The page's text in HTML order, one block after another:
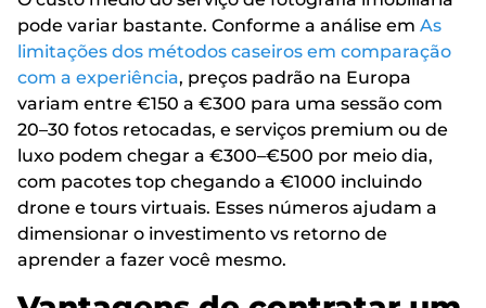
pode variar bastante. Conforme a análise em As
limitações dos métodos caseiros em comparação
com a experiência, preços padrão na Europa
variam entre €150 a €300 para uma sessão com
20–30 fotos retocadas, e serviços premium ou de
luxo podem chegar a €300–€500 por meio dia,
com pacotes top chegando a €1000 incluindo
drone e tours virtuais. Esses números ajudam a
dimensionar o investimento vs retorno de
aprender a fazer você mesmo.